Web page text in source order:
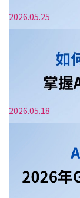
2026 AI SEO
SEO E-E-A-
2026.05.25
2026.05.18